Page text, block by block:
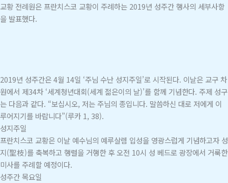
교황 전례원은 프란치스코 교황이 주례하는 2019년 성주간 행사의 세부사항
을 발표했다.
2019년 성주간은 4월 14일 ‘주님 수난 성지주일’로 시작된다. 이날은 교구 차
원에서 제34차 ‘세계청년대회(세계 젊은이의 날)’를 함께 기념한다. 주제 성구
는 다음과 같다. “보십시오, 저는 주님의 종입니다. 말씀하신 대로 저에게 이
루어지기를 바랍니다”(루카 1, 38).
성지주일
프란치스코 교황은 이날 예수님의 예루살렘 입성을 영광스럽게 기념하고자 성
지(聖枝)를 축복하고 행렬을 거행한 후 오전 10시 성 베드로 광장에서 거룩한
미사를 주례할 예정이다.
성주간 목요일